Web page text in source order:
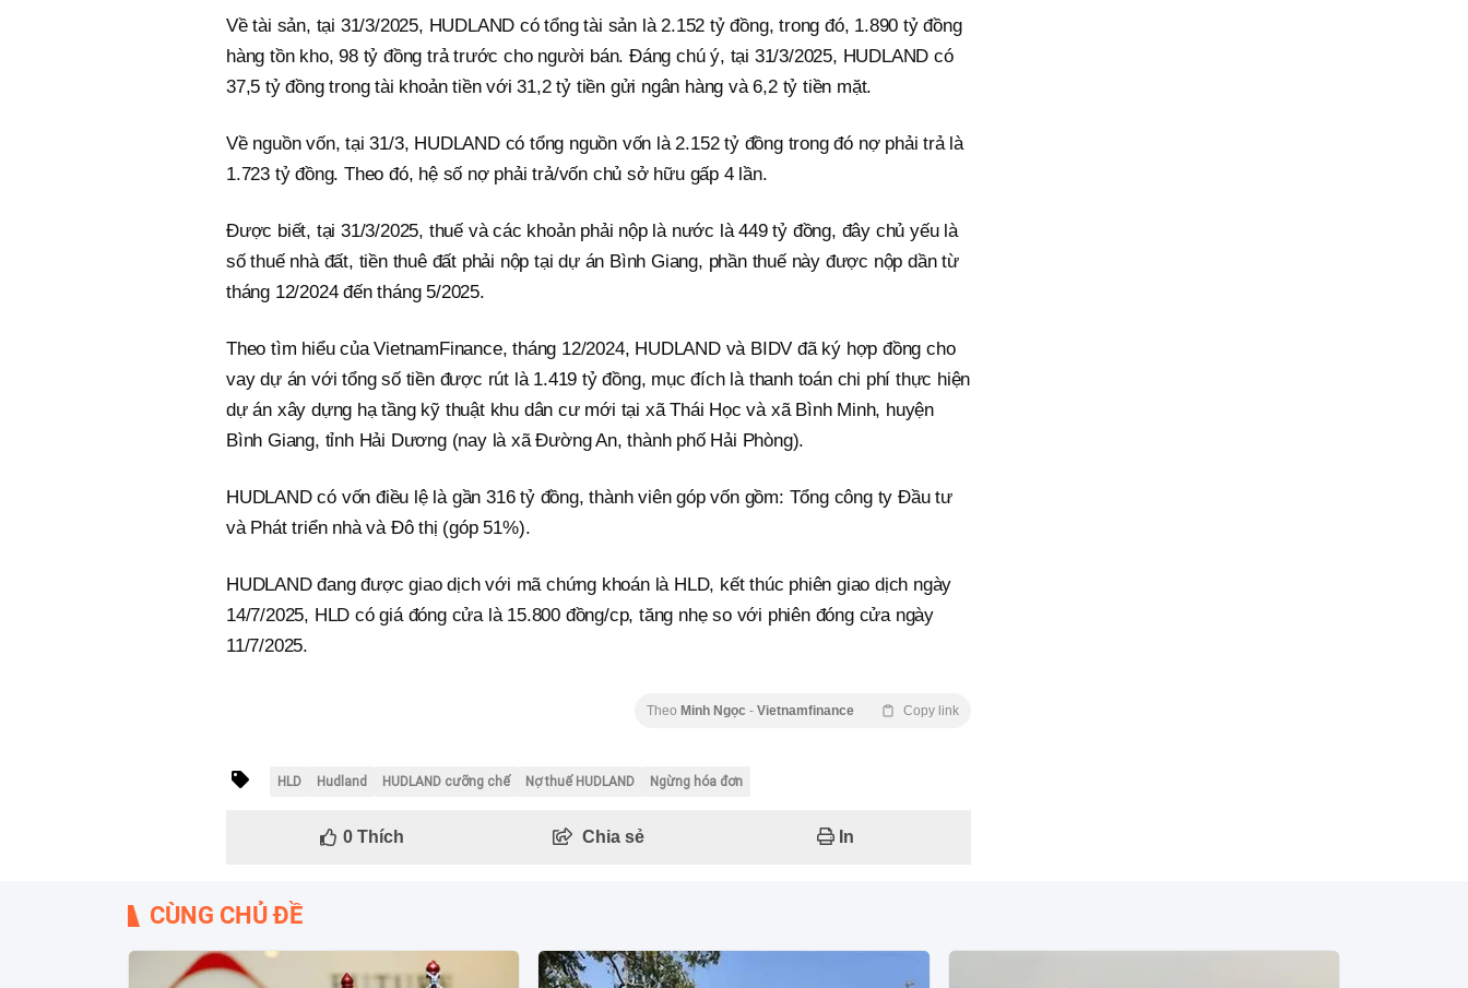
Về tài sản, tại 31/3/2025, HUDLAND có tổng tài sản là 2.152 tỷ đồng, trong đó, 1.890 tỷ đồng
hàng tồn kho, 98 tỷ đồng trả trước cho người bán. Đáng chú ý, tại 31/3/2025, HUDLAND có
37,5 tỷ đồng trong tài khoản tiền với 31,2 tỷ tiền gửi ngân hàng và 6,2 tỷ tiền mặt.
Về nguồn vốn, tại 31/3, HUDLAND có tổng nguồn vốn là 2.152 tỷ đồng trong đó nợ phải trả là
1.723 tỷ đồng. Theo đó, hệ số nợ phải trả/vốn chủ sở hữu gấp 4 lần.
Được biết, tại 31/3/2025, thuế và các khoản phải nộp là nước là 449 tỷ đồng, đây chủ yếu là
số thuế nhà đất, tiền thuê đất phải nộp tại dự án Bình Giang, phần thuế này được nộp dần từ
tháng 12/2024 đến tháng 5/2025.
Theo tìm hiểu của VietnamFinance, tháng 12/2024, HUDLAND và BIDV đã ký hợp đồng cho
vay dự án với tổng số tiền được rút là 1.419 tỷ đồng, mục đích là thanh toán chi phí thực hiện
dự án xây dựng hạ tầng kỹ thuật khu dân cư mới tại xã Thái Học và xã Bình Minh, huyện
Bình Giang, tỉnh Hải Dương (nay là xã Đường An, thành phố Hải Phòng).
HUDLAND có vốn điều lệ là gần 316 tỷ đồng, thành viên góp vốn gồm: Tổng công ty Đầu tư
và Phát triển nhà và Đô thị (góp 51%).
HUDLAND đang được giao dịch với mã chứng khoán là HLD, kết thúc phiên giao dịch ngày
14/7/2025, HLD có giá đóng cửa là 15.800 đồng/cp, tăng nhẹ so với phiên đóng cửa ngày
11/7/2025.
Theo Minh Ngọc - Vietnamfinance Copy link
HLD Hudland HUDLAND cưỡng chế Nợ thuế HUDLAND Ngừng hóa đơn
0Thích Chia sẻ In
CÙNG CHỦ ĐỀ